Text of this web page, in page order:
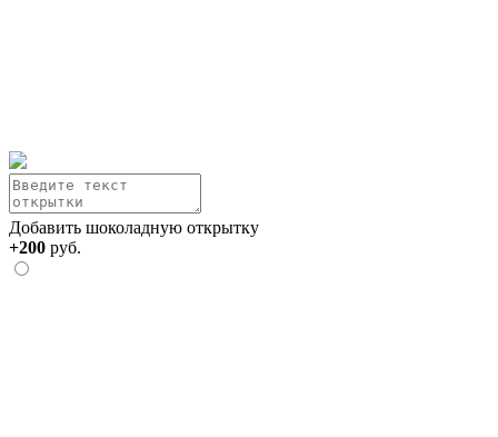
Добавить шоколадную открытку
+200 руб.